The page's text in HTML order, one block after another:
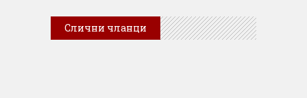
Слични чланци